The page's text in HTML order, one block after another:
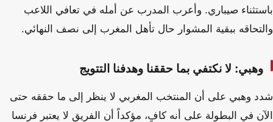
باستثناء صيباري. وأعرب المدرب عن أمله في تعافي اللاعب
والتحاقه ببقية المشوار حال تأهل المغرب إلى نصف النهائي.
وهبي: لا نكتفي بما حققنا وهدفنا التتويج
شدد وهبي على أن المنتخب المغربي لا ينظر إلى ما حققه حتى
الآن في البطولة على أنه كافٍ، مؤكداً أن الفريق لا يعتبر فرنسا